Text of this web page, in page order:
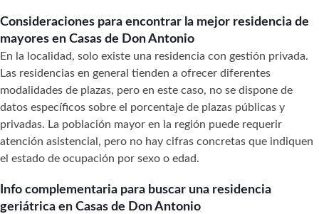
Consideraciones para encontrar la mejor residencia de
mayores en Casas de Don Antonio
En la localidad, solo existe una residencia con gestión privada.
Las residencias en general tienden a ofrecer diferentes
modalidades de plazas, pero en este caso, no se dispone de
datos específicos sobre el porcentaje de plazas públicas y
privadas. La población mayor en la región puede requerir
atención asistencial, pero no hay cifras concretas que indiquen
el estado de ocupación por sexo o edad.
Info complementaria para buscar una residencia
geriátrica en Casas de Don Antonio